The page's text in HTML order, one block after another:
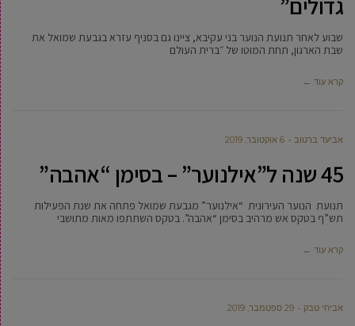
שבוע לאחר תנועת הנוער בני עקיבא, ציינו גם בסניף עזרא בגבעת שמואל את
שבת הארגון, תחת המוטו של ״ברית העולם
קרא עוד ←
אביעד ברטוב 6 אוקטובר, 2019
45 שנה ל”אילנוער” – בסימן “אהבה”
תנועת הנוער העירונית “אילנוער” מגבעת שמואל פתחה את שנת הפעילות
תש”ף בטקס אש מרהיב בסימן “אהבה”. בטקס השתתפו מאות מתושבי
קרא עוד ←
אביחי טבק 29 ספטמבר, 2019